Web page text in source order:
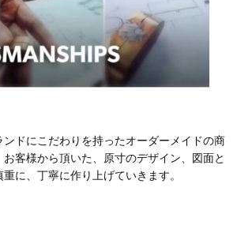
ドにこだわりを持ったオーダーメイドの商
客様から頂いた、原寸のデザイン、図面と
に、丁寧に作り上げていきます。